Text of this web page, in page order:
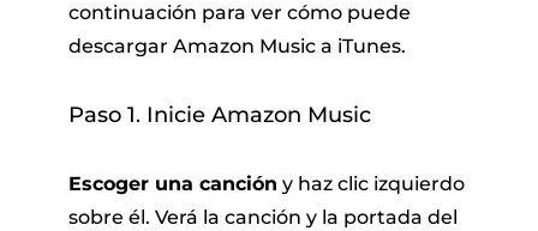
continuación para ver cómo puede
descargar Amazon Music a iTunes.
Paso 1. Inicie Amazon Music
Escoger una canción y haz clic izquierdo
sobre él. Verá la canción y la portada del